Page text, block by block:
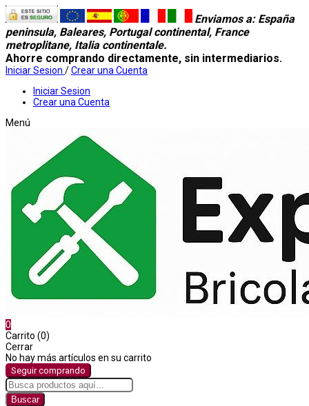
Enviamos a: España
peninsula, Baleares, Portugal continental, France
metroplitane, Italia continentale.
Ahorre comprando directamente, sin intermediarios.
Iniciar Sesion /Crear una Cuenta
Iniciar Sesion
Crear una Cuenta
Menú
0
Carrito (0)
Cerrar
No hay más artículos en su carrito
Seguir comprando
Buscar